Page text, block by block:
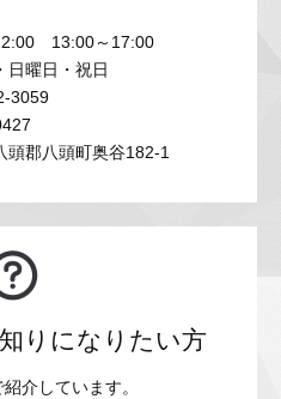
13:00～17:00
日曜日・祝日
3059
頭郡八頭町奥谷182-1
りになりたい方
介しています。